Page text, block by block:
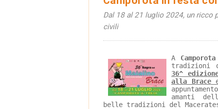
Dal 18 al 21 luglio 2024, un ricco
civili
A
tradizioni
36^
alla Brace
amanti
belle tradizioni del